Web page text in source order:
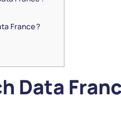
France ?
Data